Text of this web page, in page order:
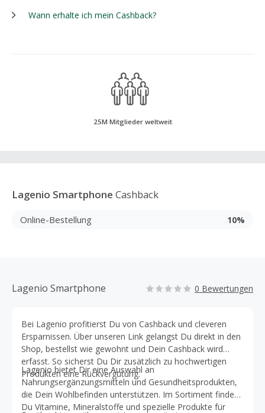
Wann erhalte ich mein Cashback?
25M Mitglieder weltweit
Lagenio Smartphone Cashback
Online-Bestellung 10%
Lagenio Smartphone 0 Bewertungen
Bei Lagenio profitierst Du von Cashback und cleveren
Ersparnissen. Über unseren Link gelangst Du direkt in den
Shop, bestellst wie gewohnt und Dein Cashback wird
erfasst. So sicherst Du Dir zusätzlich zu hochwertigen
Produkten eine Rückvergütung.
Lagenio bietet Dir eine Auswahl an
Nahrungsergänzungsmitteln und Gesundheitsprodukten,
die Dein Wohlbefinden unterstützen. Im Sortiment findest
Du Vitamine, Mineralstoffe und spezielle Produkte für